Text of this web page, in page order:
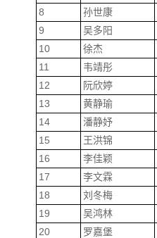
8
孙世康
9
吴多阳
10
徐杰
11
韦靖彤
12
阮欣婷
13
黄静瑜
14
潘静妤
15
王洪锦
16
李佳颖
17
李文霖
18
刘冬梅
19
吴鸿林
20
罗嘉堡